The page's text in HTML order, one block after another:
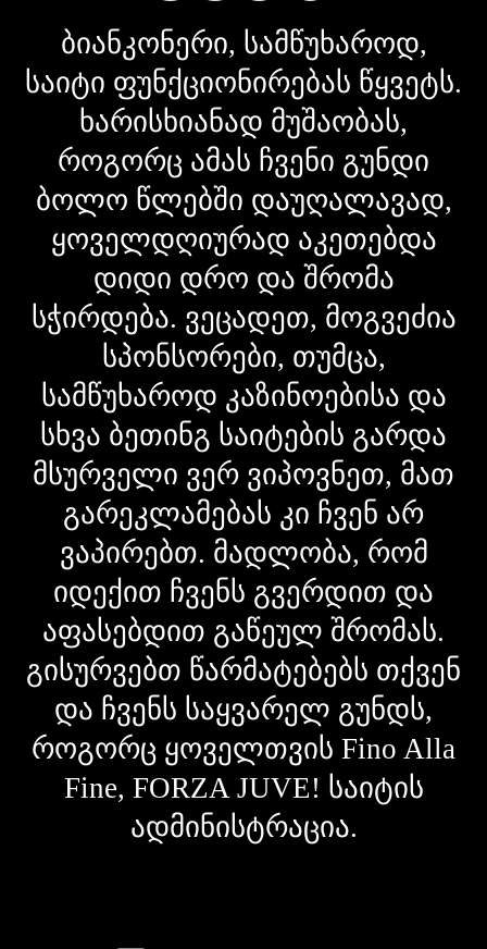
ბიანკონერი, სამწუხაროდ,
საიტი ფუნქციონირებას წყვეტს.
ხარისხიანად მუშაობას,
როგორც ამას ჩვენი გუნდი
ბოლო წლებში დაუღალავად,
ყოველდღიურად აკეთებდა
დიდი დრო და შრომა
სჭირდება. ვეცადეთ, მოგვეძია
სპონსორები, თუმცა,
სამწუხაროდ კაზინოებისა და
სხვა ბეთინგ საიტების გარდა
მსურველი ვერ ვიპოვნეთ, მათ
გარეკლამებას კი ჩვენ არ
ვაპირებთ. მადლობა, რომ
იდექით ჩვენს გვერდით და
აფასებდით გაწეულ შრომას.
გისურვებთ წარმატებებს თქვენ
და ჩვენს საყვარელ გუნდს,
როგორც ყოველთვის Fino Alla
Fine, FORZA JUVE! საიტის
ადმინისტრაცია.